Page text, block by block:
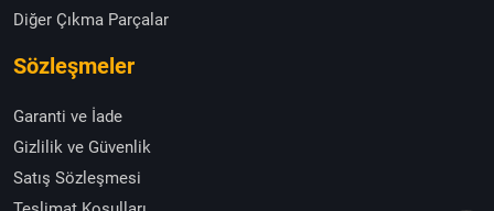
Diğer Çıkma Parçalar
Sözleşmeler
Garanti ve İade
Gizlilik ve Güvenlik
Satış Sözleşmesi